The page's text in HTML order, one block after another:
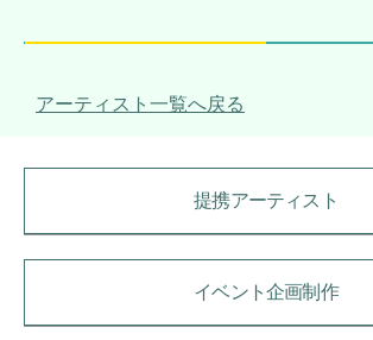
アーティスト一覧へ戻る
提携アーティスト
イベント企画制作